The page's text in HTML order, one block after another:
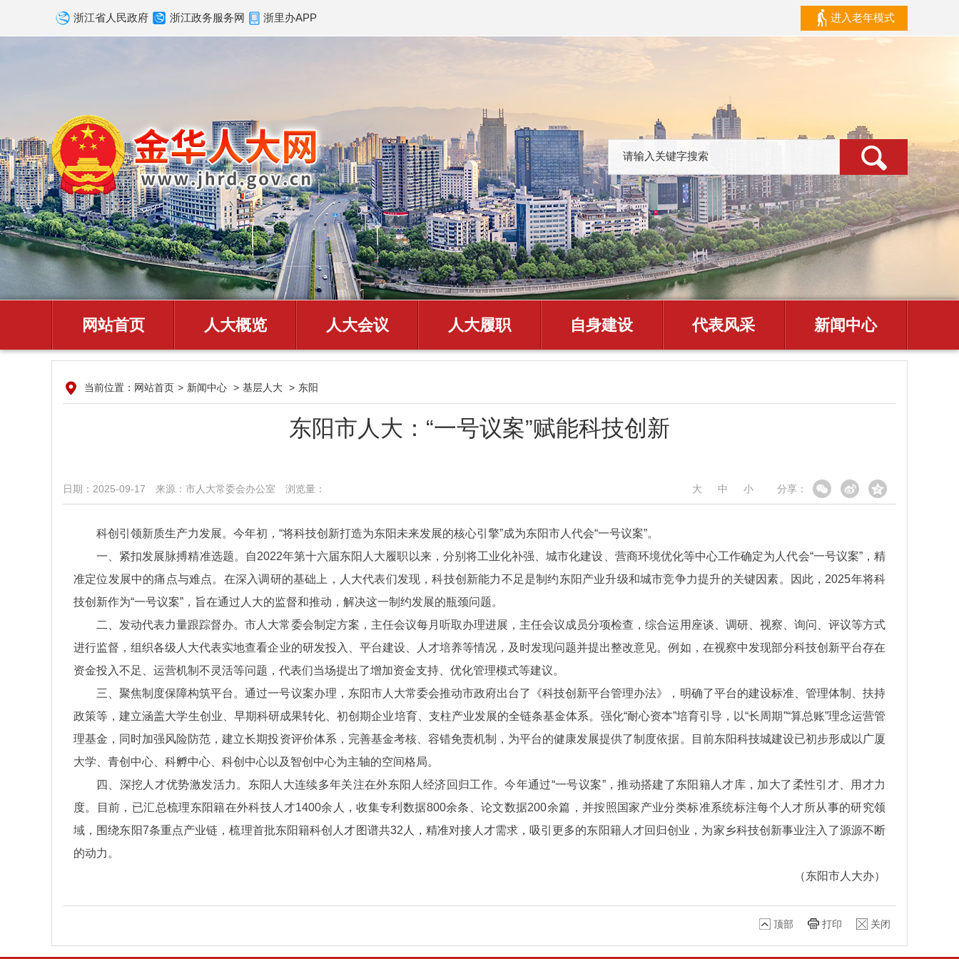
浙江省人民政府 浙江政务服务网 浙里办APP 进入老年模式
网站首页 人大概览 人大会议 人大履职 自身建设 代表风采 新闻中心
当前位置： 网站首页 > 新闻中心 > 基层人大 > 东阳
东阳市人大：“一号议案”赋能科技创新
日期：2025-09-17 来源：​市人大常委会办公室 浏览量：​ 分享：
大 中 小
科创引领新质生产力发展。今年初，“将科技创新打造为东阳未来发展的核心引擎”成为东阳市人代会“一号议案”。
一、紧扣发展脉搏精准选题。自2022年第十六届东阳人大履职以来，分别将工业化补强、城市化建设、营商环境优化等中心工作确定为人代会“一号议案”，精
准定位发展中的痛点与难点。在深入调研的基础上，人大代表们发现，科技创新能力不足是制约东阳产业升级和城市竞争力提升的关键因素。因此，2025年将科
技创新作为“一号议案”，旨在通过人大的监督和推动，解决这一制约发展的瓶颈问题。
二、发动代表力量跟踪督办。市人大常委会制定方案，主任会议每月听取办理进展，主任会议成员分项检查，综合运用座谈、调研、视察、询问、评议等方式
进行监督，组织各级人大代表实地查看企业的研发投入、平台建设、人才培养等情况，及时发现问题并提出整改意见。例如，在视察中发现部分科技创新平台存在
资金投入不足、运营机制不灵活等问题，代表们当场提出了增加资金支持、优化管理模式等建议。
三、聚焦制度保障构筑平台。通过一号议案办理，东阳市人大常委会推动市政府出台了《科技创新平台管理办法》，明确了平台的建设标准、管理体制、扶持
政策等，建立涵盖大学生创业、早期科研成果转化、初创期企业培育、支柱产业发展的全链条基金体系。强化“耐心资本”培育引导，以“长周期”“算总账”理念运营管
理基金，同时加强风险防范，建立长期投资评价体系，完善基金考核、容错免责机制，为平台的健康发展提供了制度依据。目前东阳科技城建设已初步形成以广厦
大学、青创中心、科孵中心、科创中心以及智创中心为主轴的空间格局。
四、深挖人才优势激发活力。东阳人大连续多年关注在外东阳人经济回归工作。今年通过“一号议案”，推动搭建了东阳籍人才库，加大了柔性引才、用才力
度。目前，已汇总梳理东阳籍在外科技人才1400余人，收集专利数据800余条、论文数据200余篇，并按照国家产业分类标准系统标注每个人才所从事的研究领
域，围绕东阳7条重点产业链，梳理首批东阳籍科创人才图谱共32人，精准对接人才需求，吸引更多的东阳籍人才回归创业，为家乡科技创新事业注入了源源不断
的动力。
（东阳市人大办）
顶部 打印 关闭